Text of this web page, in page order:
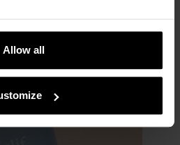
Allow all
K-beauty, seguro que lo
es la rutina facial coreana
famosos sérums de centella
los sistemas de doble…